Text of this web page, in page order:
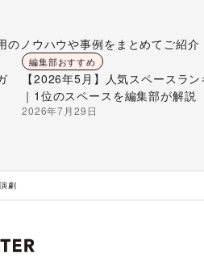
のノウハウや事例をまとめてご紹介
編集部おすすめ
【2026年5月】人気スペースラ
｜1位のスペースを編集部が解説
2026年7月29日
劇